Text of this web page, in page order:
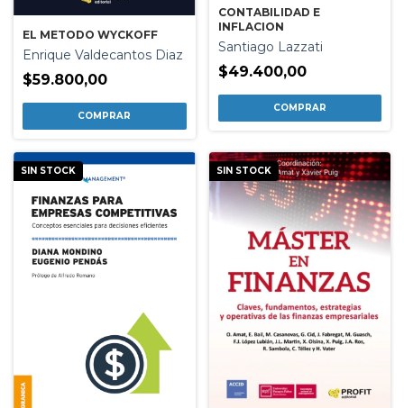
EL METODO WYCKOFF
Enrique Valdecantos Diaz
$59.800,00
CONTABILIDAD E
INFLACION
Santiago Lazzati
$49.400,00
SIN STOCK SIN STOCK